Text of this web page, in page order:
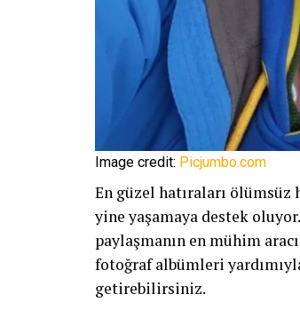
Image credit: Picjumbo.com
En güzel hatıraları ölümsüz
yine yaşamaya destek
paylaşmanın en mühim
fotoğraf albümleri
getirebilirsiniz.